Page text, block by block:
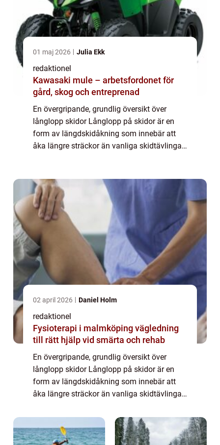
01 maj 2026 Julia Ekk
redaktionel
Kawasaki mule – arbetsfordonet för
gård, skog och entreprenad
En övergripande, grundlig översikt över
långlopp skidor Långlopp på skidor är en
form av längdskidåkning som innebär att
åka längre sträckor än vanliga skidtävlingar.
02 april 2026 Daniel Holm
redaktionel
Fysioterapi i malmköping vägledning
till rätt hjälp vid smärta och rehab
En övergripande, grundlig översikt över
långlopp skidor Långlopp på skidor är en
form av längdskidåkning som innebär att
åka längre sträckor än vanliga skidtävlingar.
skidåkare tävlar mot varandra över längre...